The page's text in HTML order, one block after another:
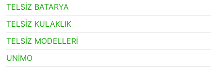
TELSİZ BATARYA
TELSİZ KULAKLIK
TELSİZ MODELLERİ
UNİMO